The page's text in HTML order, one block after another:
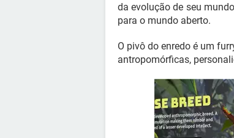
da evolução de seu
para o mundo aberto.
O pivô do enredo é um
antropomórficas,